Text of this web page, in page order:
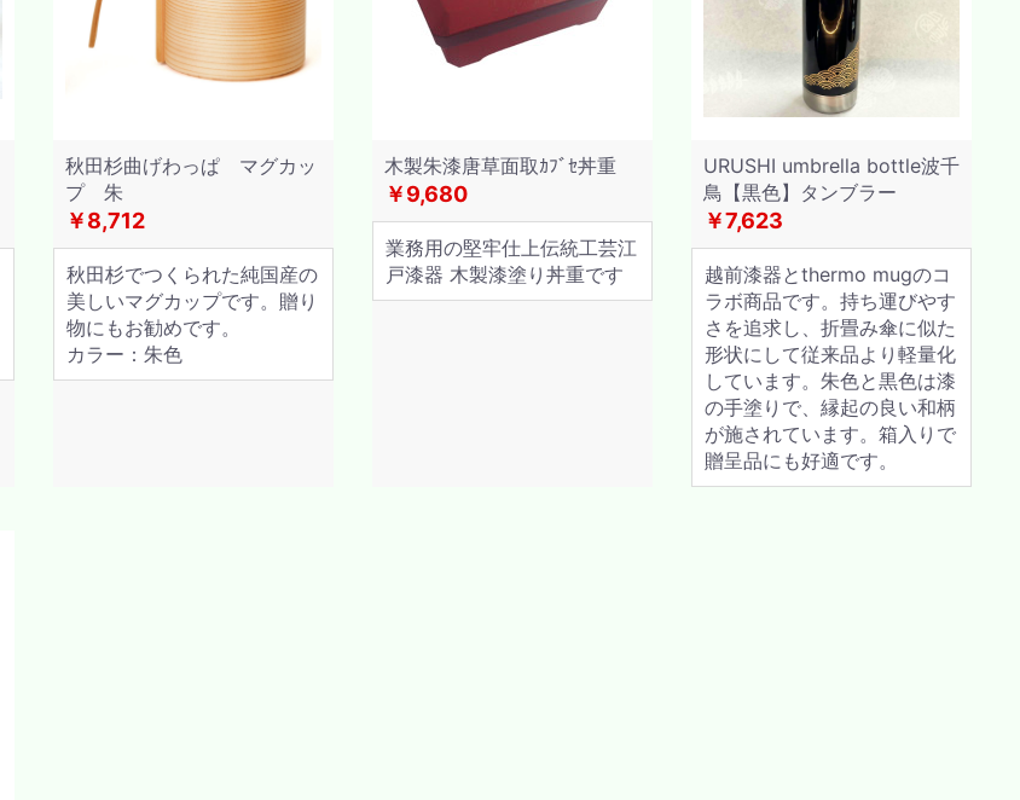
秋田杉曲げわっぱ マグカッ
プ 朱
￥8,712
秋田杉でつくられた純国産の
美しいマグカップです。贈り
物にもお勧めです。
カラー：朱色
木製朱漆唐草面取ｶﾌﾞｾ丼重
￥9,680
業務用の堅牢仕上伝統工芸江
戸漆器 木製漆塗り丼重です
URUSHI umbrella bottle波千
鳥【黒色】タンブラー
￥7,623
越前漆器とthermo mugのコ
ラボ商品です。持ち運びやす
さを追求し、折畳み傘に似た
形状にして従来品より軽量化
しています。朱色と黒色は漆
の手塗りで、縁起の良い和柄
が施されています。箱入りで
贈呈品にも好適です。